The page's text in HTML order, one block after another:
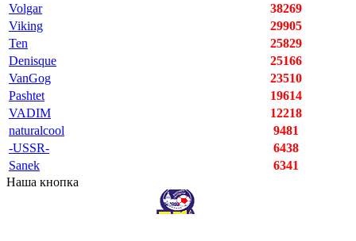
Volgar
38269
Viking
29905
Ten
25829
Denisque
25166
VanGog
23510
Pashtet
19614
VADIM
12218
naturalcool
9481
-USSR-
6438
Sanek
6341
Наша кнопка